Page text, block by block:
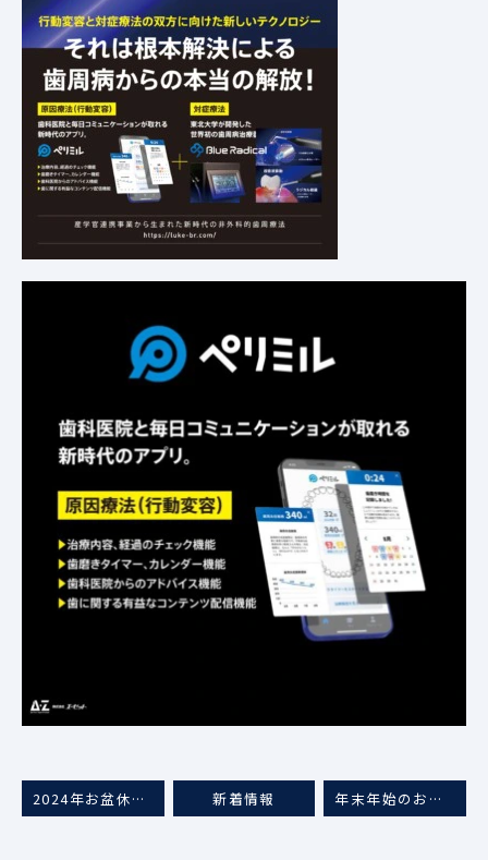
2024年お盆休みについて 新着情報 年末年始のお知らせ